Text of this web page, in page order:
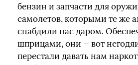
бензин и запчасти для
самолетов, которыми те же
снабдили нас даром.
шприцами, они — вот
перестали давать нам